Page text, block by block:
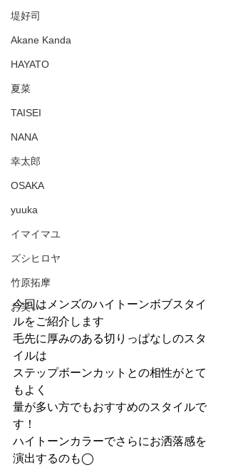
堤好司
Akane Kanda
HAYATO
夏菜
TAISEI
NANA
幸太郎
OSAKA
yuuka
イマイマユ
ズシヒロヤ
竹原拓摩
お笑い
今回はメンズのハイトーンボブスタイ
ルをご紹介します
毛先に厚みのある切りっぱなしのスタ
イルは
ステップボーンカットとの相性がとて
もよく
量が多い方でもおすすめのスタイルで
す！
ハイトーンカラーでさらにお洒落感を
演出するのも◯